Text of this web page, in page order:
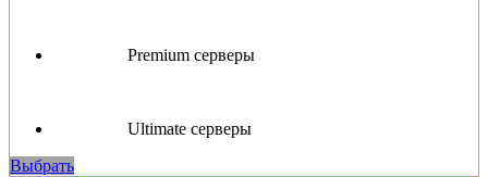
Premium серверы
Ultimate серверы
Выбрать